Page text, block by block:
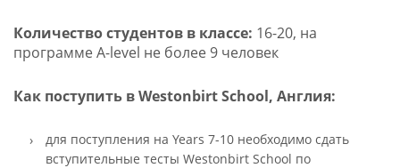
Количество студентов в классе: 16-20, на
программе A-level не более 9 человек
Как поступить в Westonbirt School, Англия:
для поступления на Years 7-10 необходимо сдать
вступительные тесты Westonbirt School по